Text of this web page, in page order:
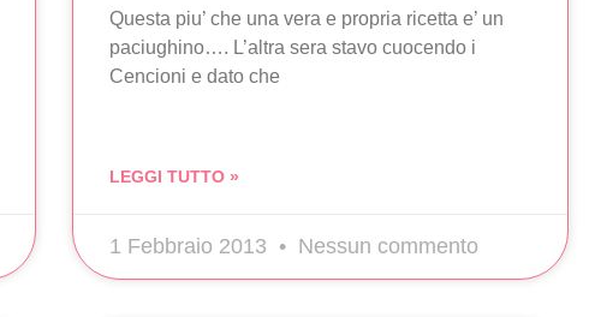
Questa piu’ che una vera e propria ricetta e’ un
paciughino…. L’altra sera stavo cuocendo i
Cencioni e dato che
LEGGI TUTTO »
1 Febbraio 2013 Nessun commento